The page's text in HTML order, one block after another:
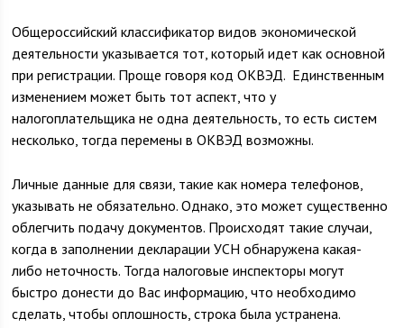
Общероссийский классификатор видов экономической
деятельности указывается тот, который идет как основной
при регистрации. Проще говоря код ОКВЭД. Единственным
изменением может быть тот аспект, что у
налогоплательщика не одна деятельность, то есть систем
несколько, тогда перемены в ОКВЭД возможны.
Личные данные для связи, такие как номера телефонов,
указывать не обязательно. Однако, это может существенно
облегчить подачу документов. Происходят такие случаи,
когда в заполнении декларации УСН обнаружена какая-
либо неточность. Тогда налоговые инспекторы могут
быстро донести до Вас информацию, что необходимо
сделать, чтобы оплошность, строка была устранена.